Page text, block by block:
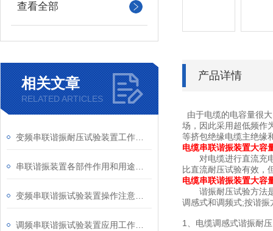
查看全部
相关文章
RELATED ARTICLES
产品详情
由于电缆的电容量很
场，因此采用超低频作
等挤包绝缘电缆主绝缘
电缆串联谐振装置大容
对电缆进行直流充电
比直流耐压试验有效，
电缆串联谐振装置大容
谐振耐压试验方法是
调感式和调频式;按谐
1、电缆调感式谐振耐